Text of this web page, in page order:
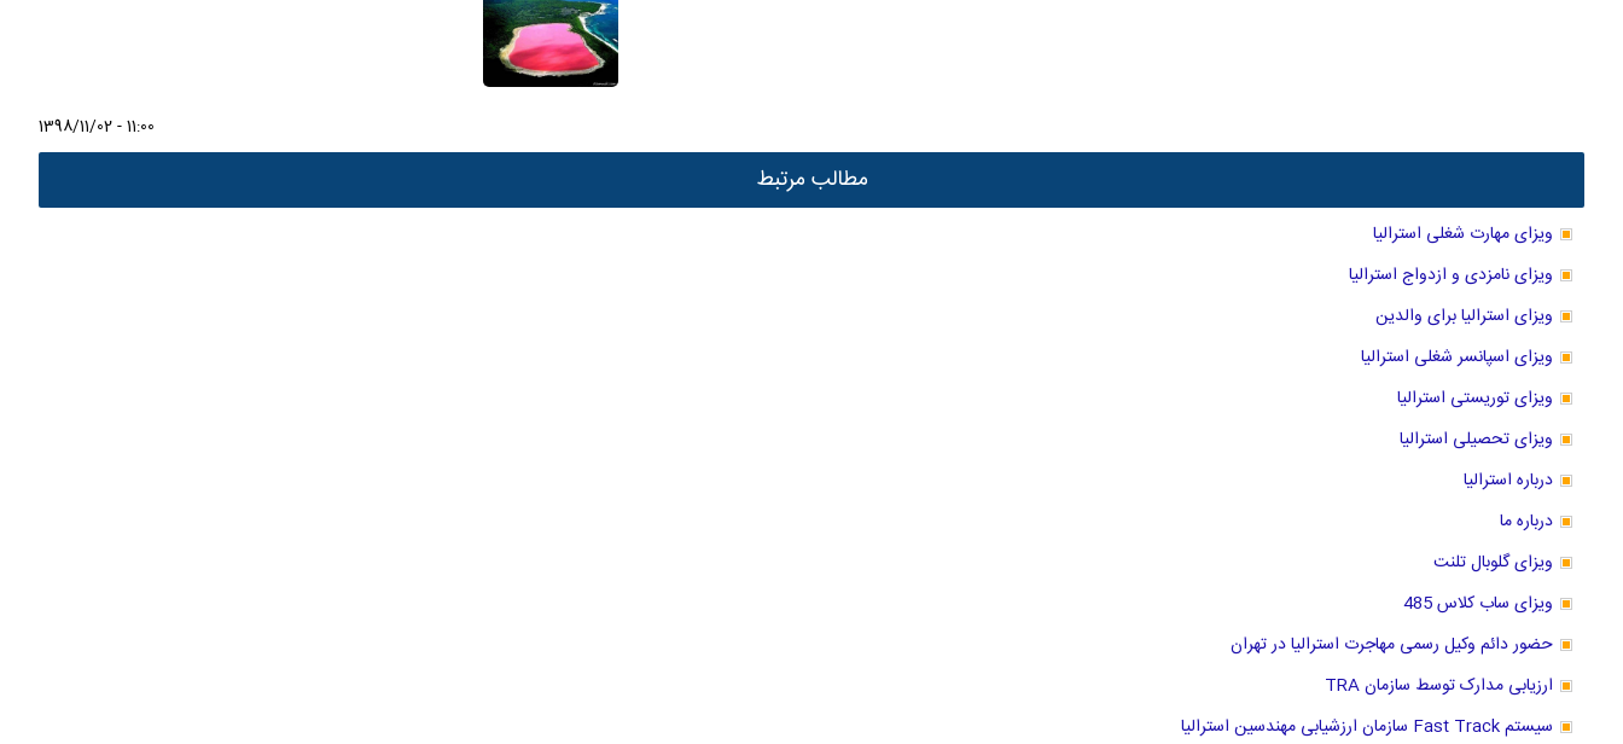
1398/11/02 - 11:00
مطالب مرتبط
ویزای مهارت شغلی استرالیا
ویزای نامزدی و ازدواج استرالیا
ویزای استرالیا برای والدین
ویزای اسپانسر شغلی استرالیا
ویزای توریستی استرالیا
ویزای تحصیلی استرالیا
درباره استرالیا
درباره ما
ویزای گلوبال تلنت
ویزای ساب کلاس 485
حضور دائم وکیل رسمی مهاجرت استرالیا در تهران
ارزیابی مدارک توسط سازمان TRA
سیستم Fast Track سازمان ارزشیابی مهندسین استرالیا